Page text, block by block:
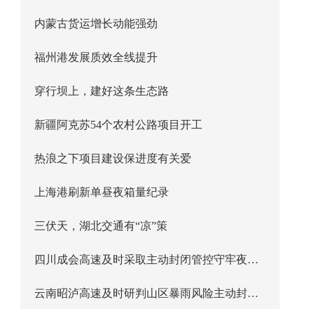
内蒙古货运增长动能强劲
福州港发展质效全线提升
穿行坝上，建好这条生态路
新疆阿克苏54个农村公路项目开工
热浪之下项目建设保进度有关爱
上海港刷新单昼夜箱量纪录
三伏天，湖北交通有“凉”策
四川成会高速及时采取主动封闭管控守牢夜间安全防线
云南昭泸高速及时研判山区暴雨风险主动封闭管控